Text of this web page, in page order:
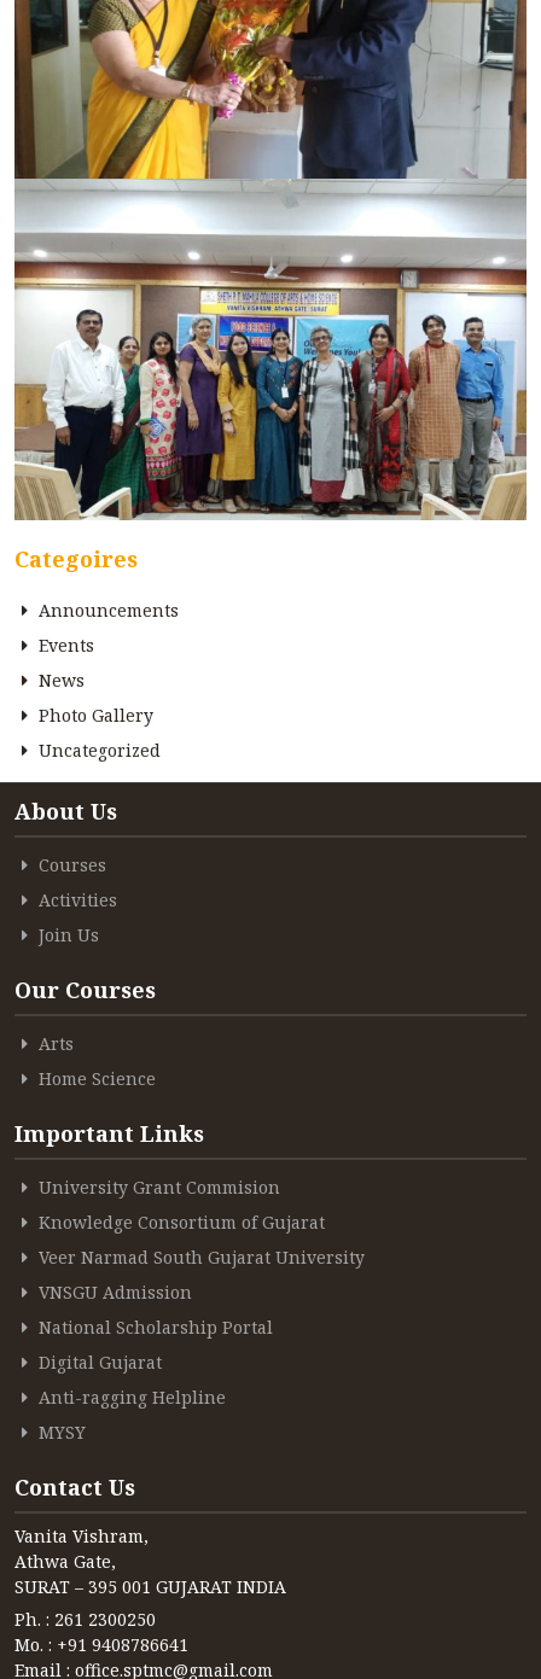
Categoires
Announcements
Events
News
Photo Gallery
Uncategorized
About Us
Courses
Activities
Join Us
Our Courses
Arts
Home Science
Important Links
University Grant Commision
Knowledge Consortium of Gujarat
Veer Narmad South Gujarat University
VNSGU Admission
National Scholarship Portal
Digital Gujarat
Anti-ragging Helpline
MYSY
Contact Us
Vanita Vishram,
Athwa Gate,
SURAT – 395 001 GUJARAT INDIA
Ph. : 261 2300250
Mo. : +91 9408786641
Email : office.sptmc@gmail.com